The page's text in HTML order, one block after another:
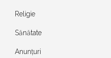
Religie
Sănătate
Anunțuri